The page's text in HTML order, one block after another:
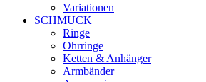
Variationen
SCHMUCK
Ringe
Ohrringe
Ketten & Anhänger
Armbänder